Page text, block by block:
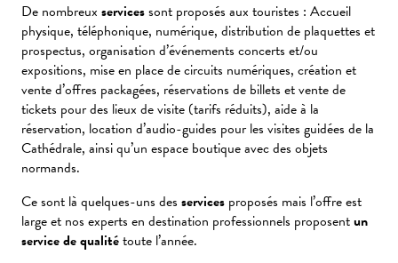
De nombreux servicessont proposés aux touristes : Accueil
physique, téléphonique, numérique, distribution de plaquettes et
prospectus, organisation d’événements concerts et/ou
expositions, mise en place de circuits numériques, création et
vente d’offres packagées, réservations de billets et vente de
tickets pour des lieux de visite (tarifs réduits), aide à la
réservation, location d’audio-guides pour les visites guidées de la
Cathédrale, ainsi qu’un espace boutique avec des objets
normands.
Ce sont là quelques-uns des services proposés mais l’offre est
large et nos experts en destination professionnels proposentun
service de qualitétoute l’année.